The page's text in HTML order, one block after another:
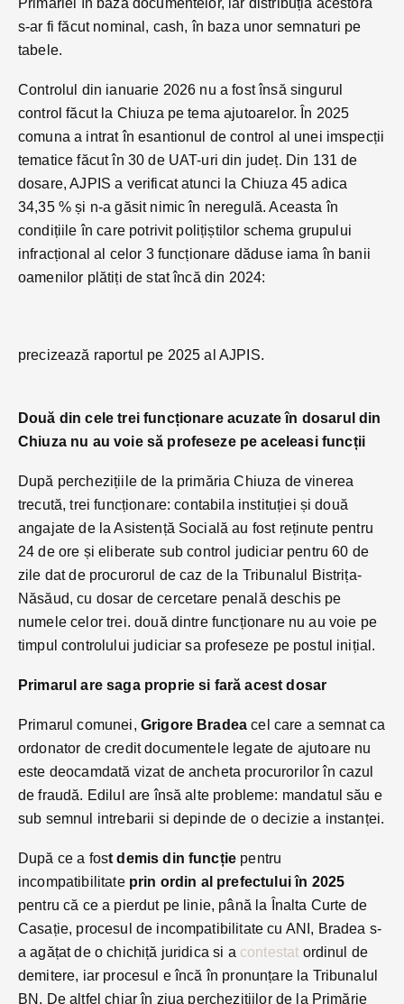
s-ar fi făcut nominal, cash, în baza unor semnaturi pe
tabele.
Controlul din ianuarie 2026 nu a fost însă singurul
control făcut la Chiuza pe tema ajutoarelor. În 2025
comuna a intrat în esantionul de control al unei imspecții
tematice făcut în 30 de UAT-uri din județ. Din 131 de
dosare, AJPIS a verificat atunci la Chiuza 45 adica
34,35 % și n-a găsit nimic în neregulă. Aceasta în
condițiile în care potrivit polițiștilor schema grupului
infracțional al celor 3 funcționare dăduse iama în banii
oamenilor plătiți de stat încă din 2024:
precizează raportul pe 2025 al AJPIS.
Două din cele trei funcționare acuzate în dosarul din
Chiuza nu au voie să profeseze pe aceleasi funcții
După perchezițiile de la primăria Chiuza de vinerea
trecută, trei funcționare: contabila instituției și două
angajate de la Asistență Socială au fost reținute pentru
24 de ore și eliberate sub control judiciar pentru 60 de
zile dat de procurorul de caz de la Tribunalul Bistrița-
Năsăud, cu dosar de cercetare penală deschis pe
numele celor trei. două dintre funcționare nu au voie pe
timpul controlului judiciar sa profeseze pe postul inițial.
Primarul are saga proprie si fară acest dosar
Primarul comunei, Grigore Bradeacel care a semnat ca
ordonator de credit documentele legate de ajutoare nu
este deocamdată vizat de ancheta procurorilor în cazul
de fraudă. Edilul are însă alte probleme: mandatul său e
sub semnul intrebarii si depinde de o decizie a instanței.
După ce a fost demis din funcție pentru
incompatibilitateprin ordin al prefectului în 2025
pentru că ce a pierdut pe linie, până la Înalta Curte de
Casație, procesul de incompatibilitate cu ANI, Bradea s-
a agățat de o chichiță juridica si a contestat ordinul de
demitere, iar procesul e încă în pronunțare la Tribunalul
BN. De altfel chiar în ziua perchezițiilor de la Primărie